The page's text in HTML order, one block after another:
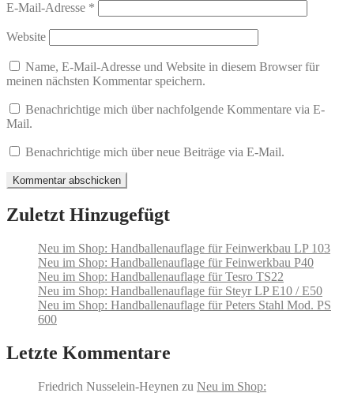
E-Mail-Adresse *
Website
Name, E-Mail-Adresse und Website in diesem Browser für
meinen nächsten Kommentar speichern.
Benachrichtige mich über nachfolgende Kommentare via E-
Mail.
Benachrichtige mich über neue Beiträge via E-Mail.
Zuletzt Hinzugefügt
Neu im Shop: Handballenauflage für Feinwerkbau LP 103
Neu im Shop: Handballenauflage für Feinwerkbau P40
Neu im Shop: Handballenauflage für Tesro TS22
Neu im Shop: Handballenauflage für Steyr LP E10 / E50
Neu im Shop: Handballenauflage für Peters Stahl Mod. PS
600
Letzte Kommentare
Friedrich Nusselein-Heynen zu Neu im Shop: